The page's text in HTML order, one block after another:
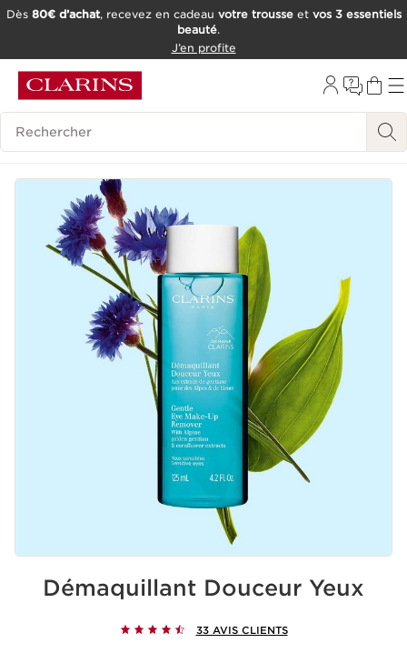
OUTIL D'ACCESSIBILITÉ
Dès 80€ d’achat, recevez en cadeau votre trousseet vos 3 essentiels
beauté.
J’en profite
Historique des recherches
Démaquillant Douceur Yeux
33 AVIS CLIENTS